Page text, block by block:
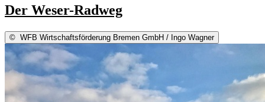
Der Weser-Radweg
© WFB Wirtschaftsförderung Bremen GmbH / Ingo Wagner